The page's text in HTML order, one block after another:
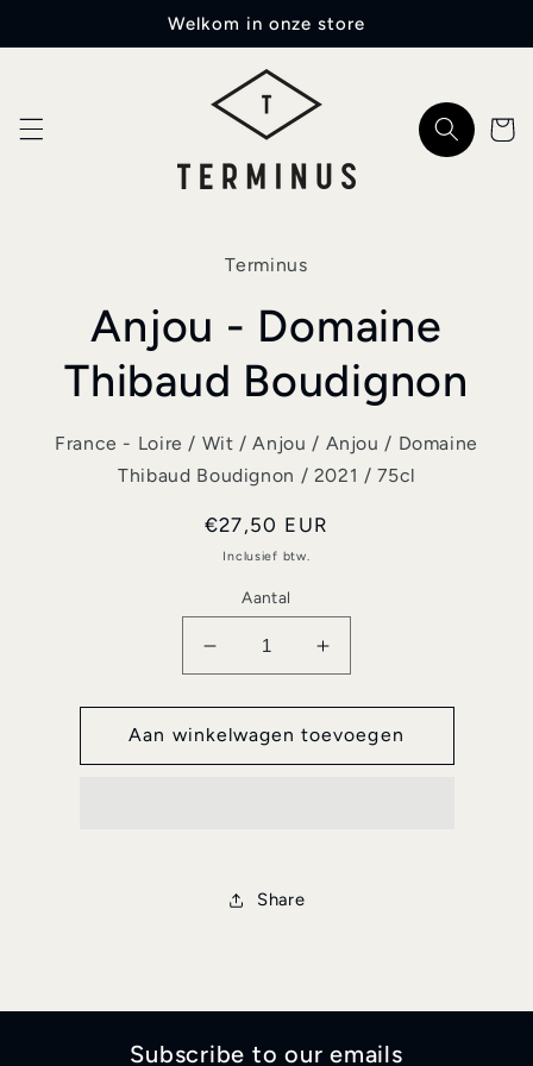
content
Welkom in onze store
Terminus
Anjou - Domaine
Thibaud Boudignon
France - Loire / Wit / Anjou / Anjou / Domaine
Thibaud Boudignon / 2021 / 75cl
Normale
prijs
€27,50 EUR
Inclusief btw.
Aantal
Aantal
verlagen
voor
Anjou
-
Aantal
verhogen
voor
Anjou
-
Aan winkelwagen toevoegen
Share
Subscribe to our emails